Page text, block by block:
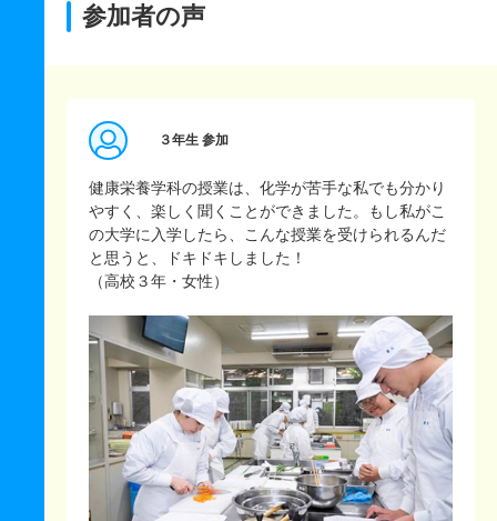
参加者の声
３年生 参加
健康栄養学科の授業は、化学が苦手な私でも分かり
やすく、楽しく聞くことができました。もし私がこ
の大学に入学したら、こんな授業を受けられるんだ
と思うと、ドキドキしました！
（高校３年・女性）